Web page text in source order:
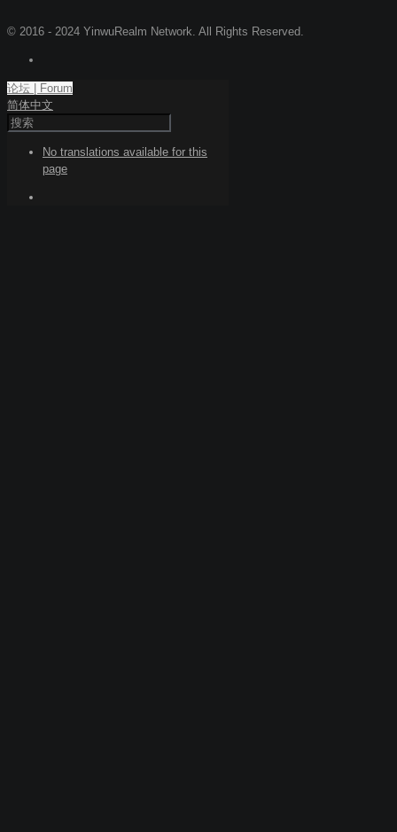
© 2016 - 2024 YinwuRealm Network. All Rights Reserved.
论坛 | Forum
简体中文
No translations available for this
page